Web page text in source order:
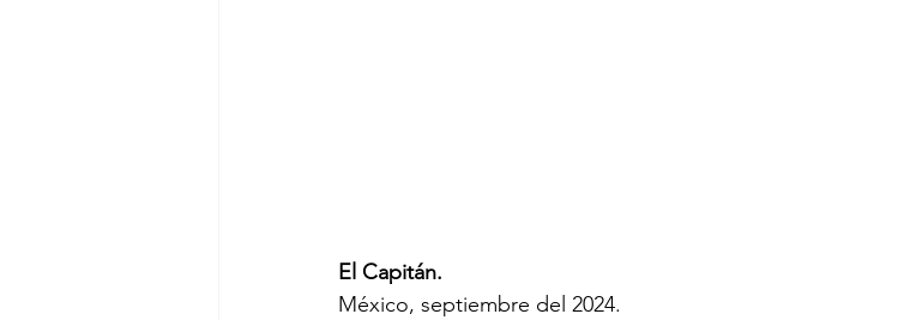
El Capitán.
México, septiembre del 2024.